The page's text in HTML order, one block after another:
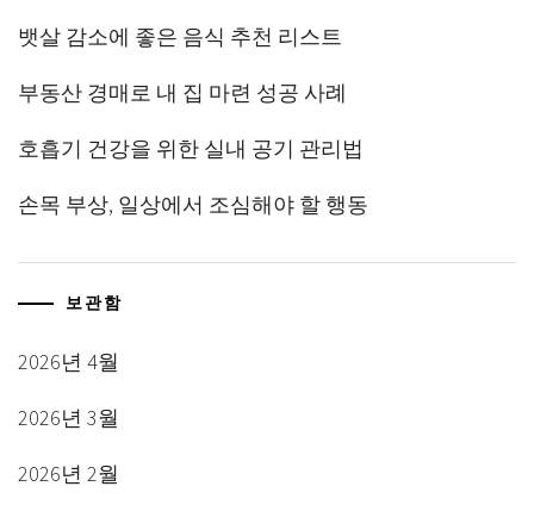
뱃살 감소에 좋은 음식 추천 리스트
부동산 경매로 내 집 마련 성공 사례
호흡기 건강을 위한 실내 공기 관리법
손목 부상, 일상에서 조심해야 할 행동
보관함
2026년 4월
2026년 3월
2026년 2월